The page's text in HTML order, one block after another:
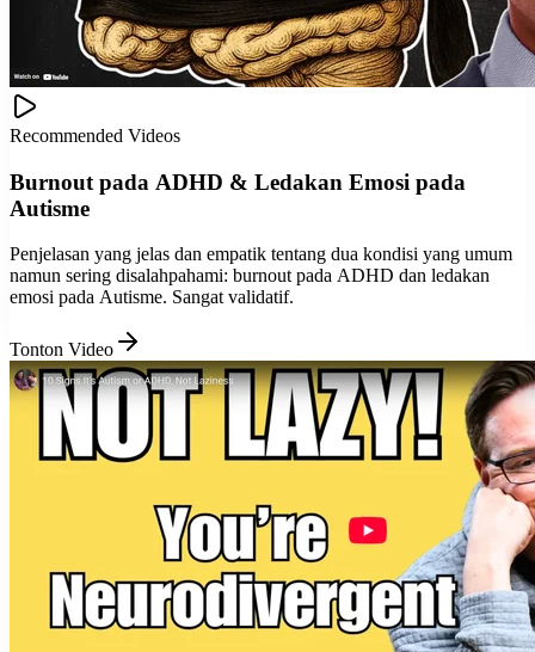
Recommended Videos
Burnout pada ADHD & Ledakan Emosi pada
Autisme
Penjelasan yang jelas dan empatik tentang dua kondisi yang umum
namun sering disalahpahami: burnout pada ADHD dan ledakan
emosi pada Autisme. Sangat validatif.
Tonton Video